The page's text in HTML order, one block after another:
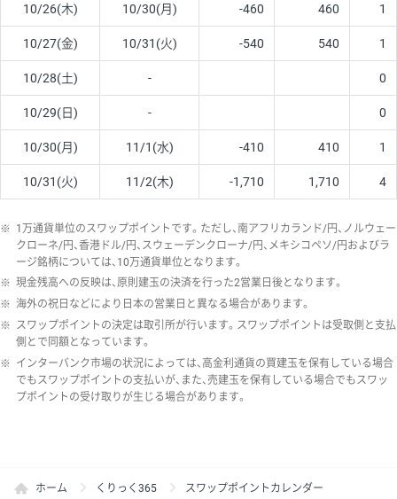
10/26(木) 10/30(月) -460 460 1
10/27(金) 10/31(火) -540 540 1
10/28(土) - 0
10/29(日) - 0
10/30(月) 11/1(水) -410 410 1
10/31(火) 11/2(木) -1,710 1,710 4
※ 1万通貨単位のスワップポイントです。ただし、南アフリカランド/円、ノルウェー
クローネ/円、香港ドル/円、スウェーデンクローナ/円、メキシコペソ/円およびラ
ージ銘柄については、10万通貨単位となります。
※ 現金残高への反映は、原則建玉の決済を行った2営業日後となります。
※ 海外の祝日などにより日本の営業日と異なる場合があります。
※ スワップポイントの決定は取引所が行います。スワップポイントは受取側と支払
側とで同額となっています。
※ インターバンク市場の状況によっては、高金利通貨の買建玉を保有している場合
でもスワップポイントの支払いが、また、売建玉を保有している場合でもスワッ
プポイントの受け取りが生じる場合があります。
ホーム くりっく365 スワップポイントカレンダー